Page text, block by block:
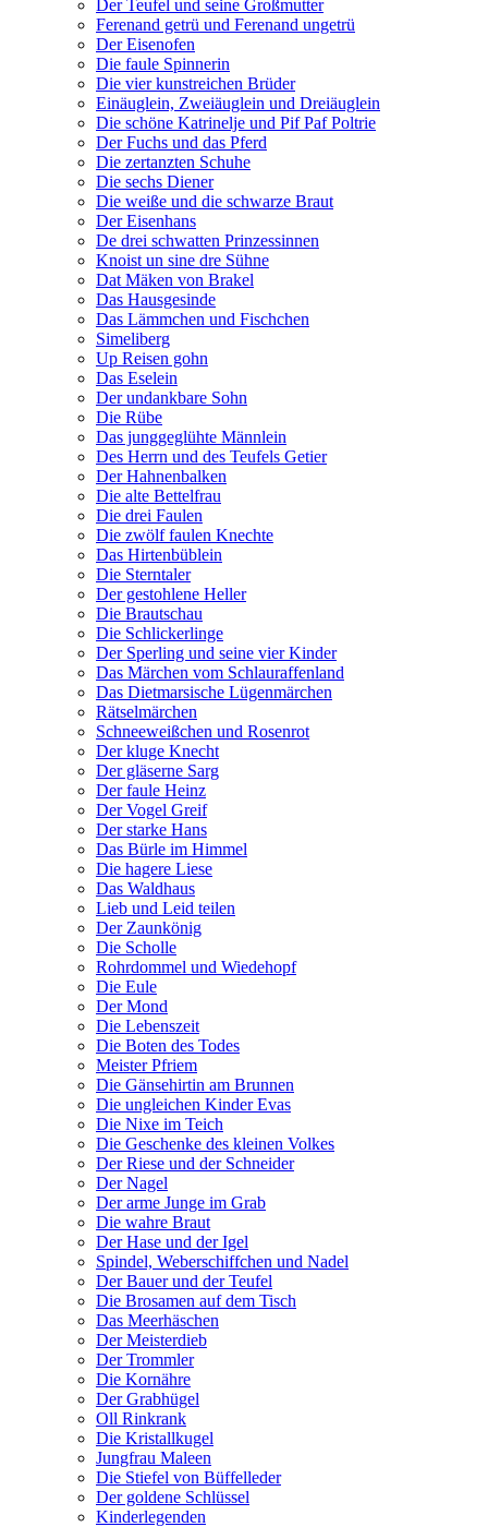
Der Teufel und seine Großmutter
Ferenand getrü und Ferenand ungetrü
Der Eisenofen
Die faule Spinnerin
Die vier kunstreichen Brüder
Einäuglein, Zweiäuglein und Dreiäuglein
Die schöne Katrinelje und Pif Paf Poltrie
Der Fuchs und das Pferd
Die zertanzten Schuhe
Die sechs Diener
Die weiße und die schwarze Braut
Der Eisenhans
De drei schwatten Prinzessinnen
Knoist un sine dre Sühne
Dat Mäken von Brakel
Das Hausgesinde
Das Lämmchen und Fischchen
Simeliberg
Up Reisen gohn
Das Eselein
Der undankbare Sohn
Die Rübe
Das junggeglühte Männlein
Des Herrn und des Teufels Getier
Der Hahnenbalken
Die alte Bettelfrau
Die drei Faulen
Die zwölf faulen Knechte
Das Hirtenbüblein
Die Sterntaler
Der gestohlene Heller
Die Brautschau
Die Schlickerlinge
Der Sperling und seine vier Kinder
Das Märchen vom Schlauraffenland
Das Dietmarsische Lügenmärchen
Rätselmärchen
Schneeweißchen und Rosenrot
Der kluge Knecht
Der gläserne Sarg
Der faule Heinz
Der Vogel Greif
Der starke Hans
Das Bürle im Himmel
Die hagere Liese
Das Waldhaus
Lieb und Leid teilen
Der Zaunkönig
Die Scholle
Rohrdommel und Wiedehopf
Die Eule
Der Mond
Die Lebenszeit
Die Boten des Todes
Meister Pfriem
Die Gänsehirtin am Brunnen
Die ungleichen Kinder Evas
Die Nixe im Teich
Die Geschenke des kleinen Volkes
Der Riese und der Schneider
Der Nagel
Der arme Junge im Grab
Die wahre Braut
Der Hase und der Igel
Spindel, Weberschiffchen und Nadel
Der Bauer und der Teufel
Die Brosamen auf dem Tisch
Das Meerhäschen
Der Meisterdieb
Der Trommler
Die Kornähre
Der Grabhügel
Oll Rinkrank
Die Kristallkugel
Jungfrau Maleen
Die Stiefel von Büffelleder
Der goldene Schlüssel
Kinderlegenden